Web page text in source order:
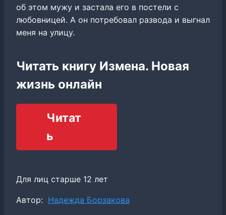
об этом мужу и застала его в постели с
любовницей. А он потребовал развода и выгнал
меня на улицу.
Читать книгу Измена. Новая
жизнь онлайн
Читат
ь
Для лиц старше 12 лет
Метки
Автор: Надежда Борзакова